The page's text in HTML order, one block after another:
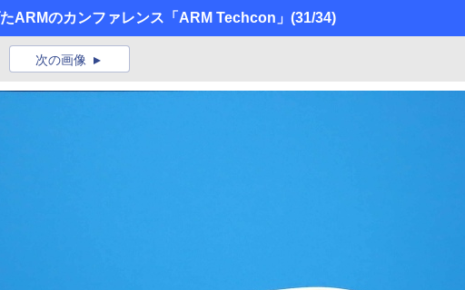
ARMのカンファレンス「ARM Techcon」 (31/34)
次の画像